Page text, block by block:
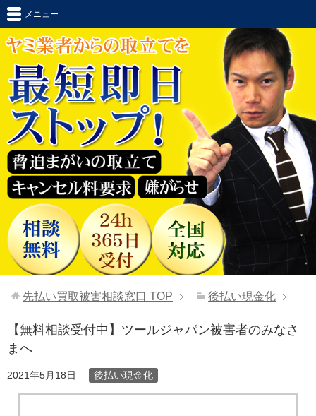
メニュー
先払い買取被害相談窓口 TOP 後払い現金化
【無料相談受付中】ツールジャパン被害者のみなさ
まへ
2021年5月18日 後払い現金化